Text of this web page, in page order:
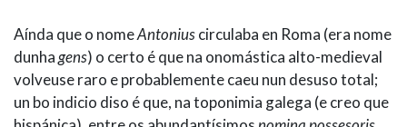
Aínda que o nomeAntoniuscirculaba en Roma (era nome
dunhagens) o certo é que na onomástica alto-medieval
volveuse raro e probablemente caeu nun desuso total;
un bo indicio diso é que, na toponimia galega (e creo que